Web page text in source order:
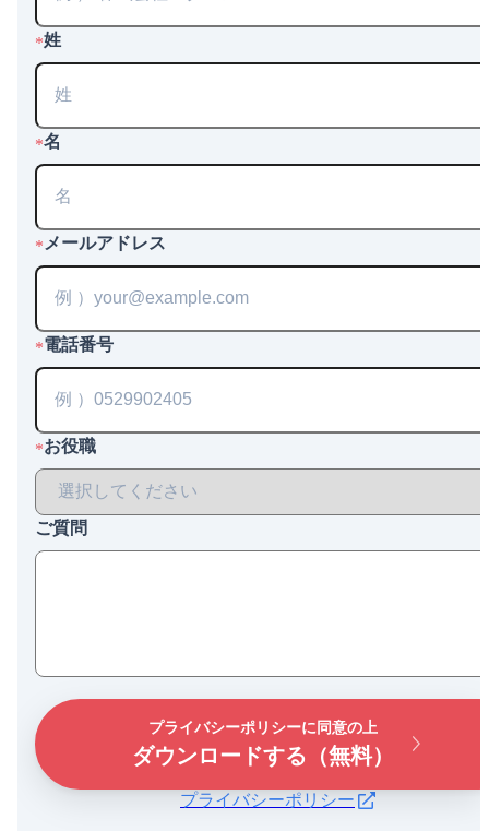
*姓
*名
* メールアドレス
*電話番号
*お役職
ご質問
プライバシーポリシーに同意の上
ダウンロードする（無料）
プライバシーポリシー